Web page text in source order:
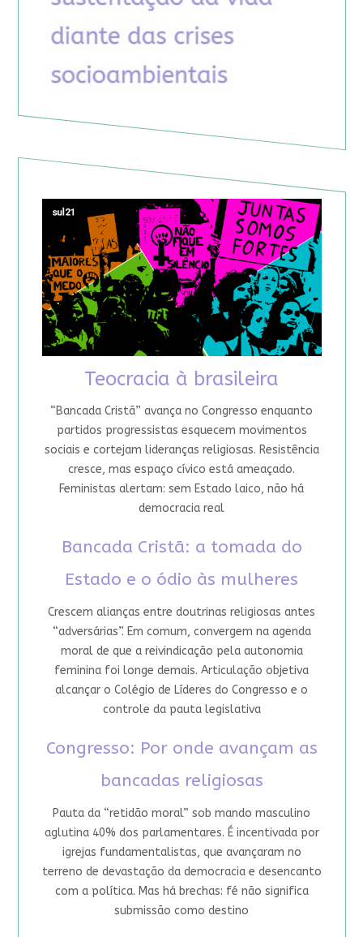
Teocracia à brasileira
“Bancada Cristã” avança no Congresso enquanto
partidos progressistas esquecem movimentos
sociais e cortejam lideranças religiosas. Resistência
cresce, mas espaço cívico está ameaçado.
Feministas alertam: sem Estado laico, não há
democracia real
Bancada Cristã: a tomada do
Estado e o ódio às mulheres
Crescem alianças entre doutrinas religiosas antes
“adversárias”. Em comum, convergem na agenda
moral de que a reivindicação pela autonomia
feminina foi longe demais. Articulação objetiva
alcançar o Colégio de Líderes do Congresso e o
controle da pauta legislativa
Congresso: Por onde avançam as
bancadas religiosas
Pauta da “retidão moral” sob mando masculino
aglutina 40% dos parlamentares. É incentivada por
igrejas fundamentalistas, que avançaram no
terreno de devastação da democracia e desencanto
com a política. Mas há brechas: fé não significa
submissão como destino